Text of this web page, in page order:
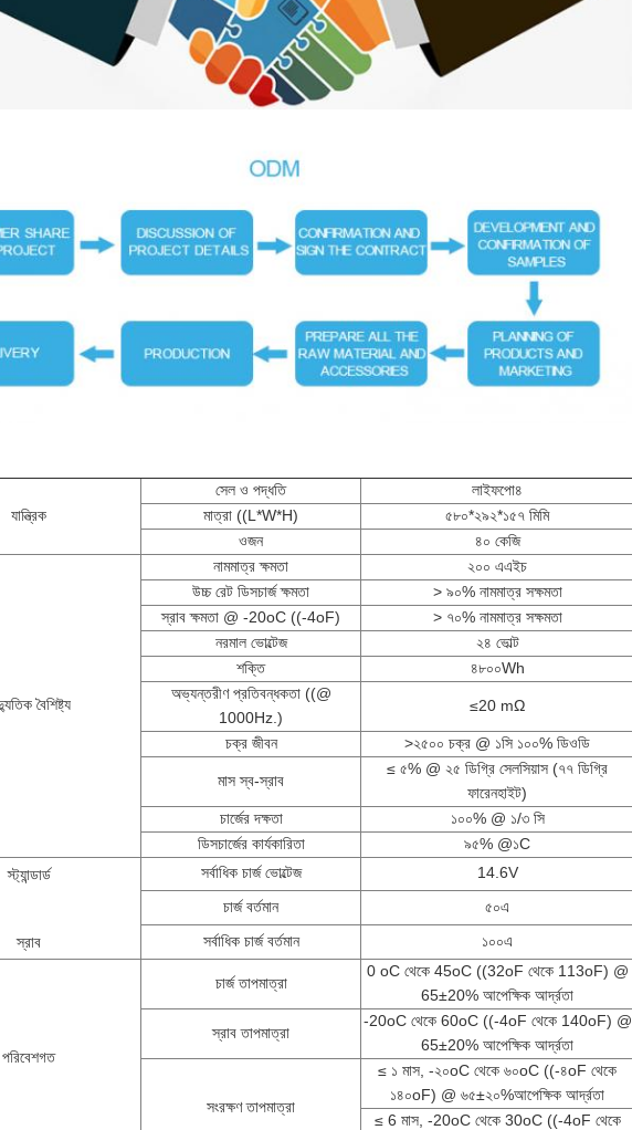
যান্ত্রিক
সেল ও পদ্ধতি
লাইফপো৪
মাত্রা ((L*W*H)
৫৮০*২৯২*১৫৭ মিমি
ওজন
৪০ কেজি
বৈশিষ্ট্য
নামমাত্র ক্ষমতা
২০০ এএইচ
উচ্চ রেট ডিসচার্জ ক্ষমতা
> ৯০% নামমাত্র সক্ষমতা
স্রাব ক্ষমতা @ -20oC ((-4oF)
> ৭০% নামমাত্র সক্ষমতা
নরমাল ভোল্টেজ
২৪ ভোল্ট
শক্তি
৪৮০০Wh
অভ্যন্তরীণ প্রতিবন্ধকতা ((@
1000Hz.)
≤20 mΩ
চক্র জীবন >২৫০০ চক্র @ ১সি ১০০% ডিওডি
মাস স্ব-স্রাব
≤ ৫% @ ২৫ ডিগ্রি সেলসিয়াস (৭৭ ডিগ্রি
ফারেনহাইট)
চার্জের দক্ষতা
১০০% @ ১/৩ সি
ডিসচার্জের কার্যকারিতা
৯৫% @১C
স্ট্যান্ডার্ড
স্রাব
সর্বাধিক চার্জ ভোল্টেজ
14.6V
চার্জ বর্তমান
৫০এ
সর্বাধিক চার্জ বর্তমান
১০০এ
পরিবেশগত
চার্জ তাপমাত্রা
0 oC থেকে 45oC ((32oF থেকে 113oF) @
65±20% আপেক্ষিক আর্দ্রতা
স্রাব তাপমাত্রা
-20oC থেকে 60oC ((-4oF থেকে 140oF) @
65±20% আপেক্ষিক আর্দ্রতা
সংরক্ষণ তাপমাত্রা
≤ ১ মাস, -২০oC থেকে ৬০oC ((-৪oF থেকে
১৪০oF) @ ৬৫±২০%আপেক্ষিক আর্দ্রতা
≤ 6 মাস, -20oC থেকে 30oC ((-4oF থেকে